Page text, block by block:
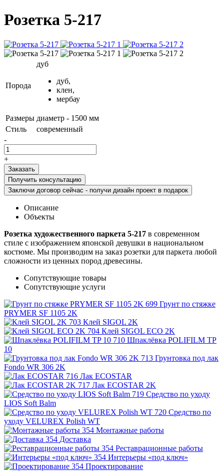
Розетка 5-217
Порода
дуб
дуб,
клен,
мербау
Размеры диаметр - 1500 мм
Стиль
современный
-
+
Получить консультацию
Заключи договор сейчас - получи дизайн проект в подарок
Описание
Объекты
Розетка художественного паркета 5-217 в современном
стиле с изображением японской девушки в национальном
костюме. Мы производим на заказ розетки для паркета любой
сложности из ценных пород древесины.
Сопутствующие товары
Сопутствующие услуги
Грунт по стяжке
PRYMER SF 1105 2K
Клей SIGOL 2K
Клей SIGOL ECO 2K
Шпаклёвка POLIFILM TP
10
Грунтовка под лак
Fondo WR 306 2K
Лак ECOSTAR
Лак ECOSTAR 2K
Средство по уходу
LIOS Soft Balm
Средство по
уходу VELUREX Polish WT
Монтажные работы
Доставка
Реставрационные работы
Интерьеры «под ключ»
Проектирование